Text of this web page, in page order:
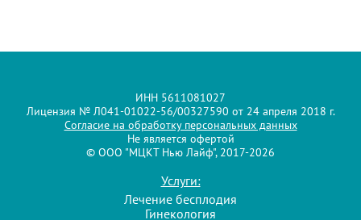
ИНН 5611081027
Лицензия № Л041-01022-56/00327590 от 24 апреля 2018 г.
Согласие на обработку персональных данных
Не является офертой
© ООО "МЦКТ Нью Лайф", 2017-2026
Услуги:
Лечение бесплодия
Гинекология